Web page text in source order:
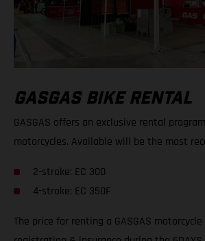
GASGAS BIKE RENTAL
GASGAS offers an exclusive rental
motorcycles. Available will be the most
2-stroke: EC 300
4-stroke: EC 350F
The price for renting a GASGAS